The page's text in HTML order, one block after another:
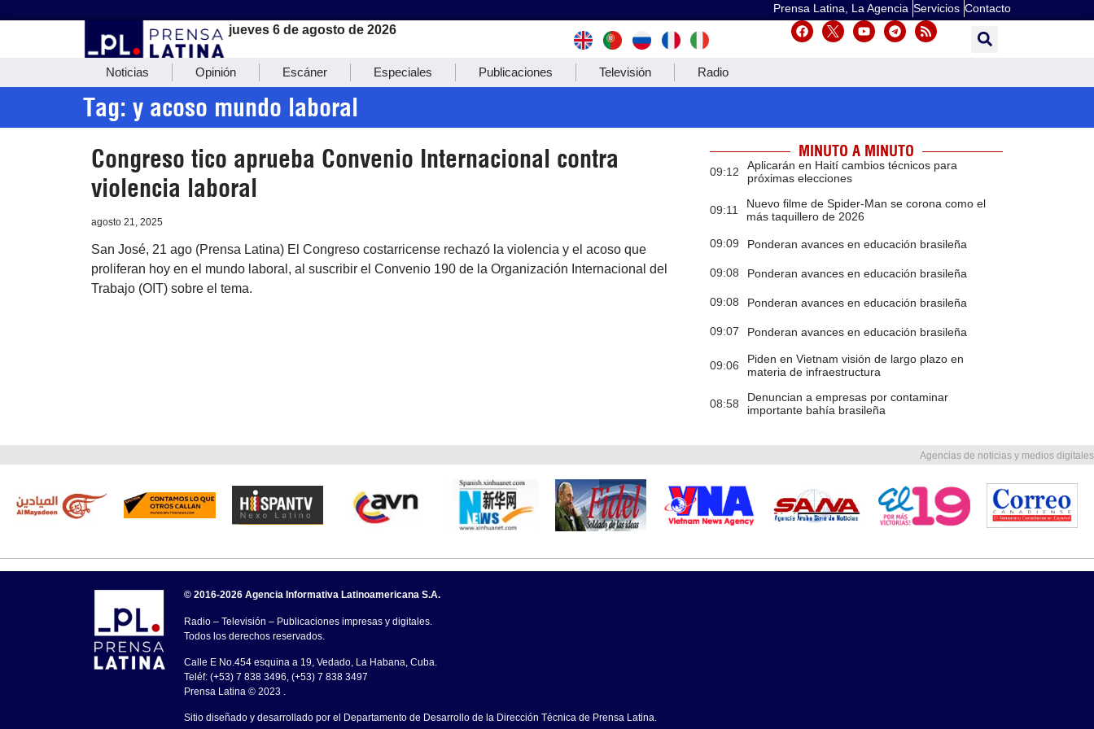
Prensa Latina, La Agencia Servicios Contacto
jueves 6 de agosto de 2026
Noticias Opinión Escáner Especiales Publicaciones Televisión Radio
Tag: y acoso mundo laboral
Congreso tico aprueba Convenio Internacional contra
violencia laboral
agosto 21, 2025
San José, 21 ago (Prensa Latina) El Congreso costarricense rechazó la violencia y el acoso que
proliferan hoy en el mundo laboral, al suscribir el Convenio 190 de la Organización Internacional del
Trabajo (OIT) sobre el tema.
MINUTO A MINUTO
09:12
Aplicarán en Haití cambios técnicos para
próximas elecciones
09:11
Nuevo filme de Spider-Man se corona como el
más taquillero de 2026
09:09 Ponderan avances en educación brasileña
09:08 Ponderan avances en educación brasileña
09:08 Ponderan avances en educación brasileña
09:07 Ponderan avances en educación brasileña
09:06
Piden en Vietnam visión de largo plazo en
materia de infraestructura
08:58
Denuncian a empresas por contaminar
importante bahía brasileña
Agencias de noticias y medios digitales
© 2016-2026 Agencia Informativa Latinoamericana S.A.
Radio – Televisión – Publicaciones impresas y digitales.
Todos los derechos reservados.
Calle E No.454 esquina a 19, Vedado, La Habana, Cuba.
Teléf: (+53) 7 838 3496, (+53) 7 838 3497
Prensa Latina © 2023 .
Sitio diseñado y desarrollado por el Departamento de Desarrollo de la Dirección Técnica de Prensa Latina.